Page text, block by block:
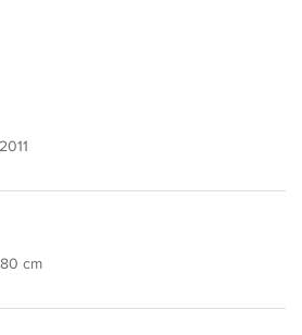
cm